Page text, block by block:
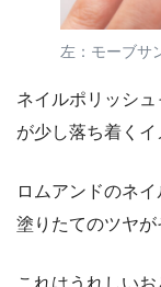
左：モーブ
ネイルポリッシ
が少し落ち着く
ロムアンドのネ
塗りたてのツヤが
これはうれしいお